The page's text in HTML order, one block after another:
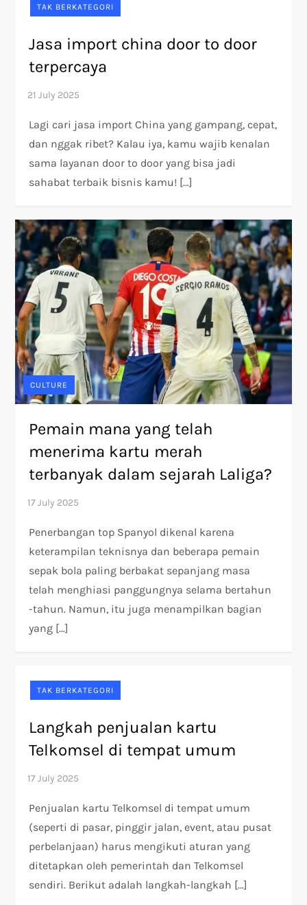
TAK BERKATEGORI
Jasa import china door to door
terpercaya
Lagi cari jasa import China yang gampang, cepat,
dan nggak ribet? Kalau iya, kamu wajib kenalan
sama layanan door to door yang bisa jadi
sahabat terbaik bisnis kamu! […]
CULTURE
Pemain mana yang telah
menerima kartu merah
terbanyak dalam sejarah Laliga?
Penerbangan top Spanyol dikenal karena
keterampilan teknisnya dan beberapa pemain
sepak bola paling berbakat sepanjang masa
telah menghiasi panggungnya selama bertahun
-tahun. Namun, itu juga menampilkan bagian
yang […]
TAK BERKATEGORI
Langkah penjualan kartu
Telkomsel di tempat umum
Penjualan kartu Telkomsel di tempat umum
(seperti di pasar, pinggir jalan, event, atau pusat
perbelanjaan) harus mengikuti aturan yang
ditetapkan oleh pemerintah dan Telkomsel
sendiri. Berikut adalah langkah-langkah […]